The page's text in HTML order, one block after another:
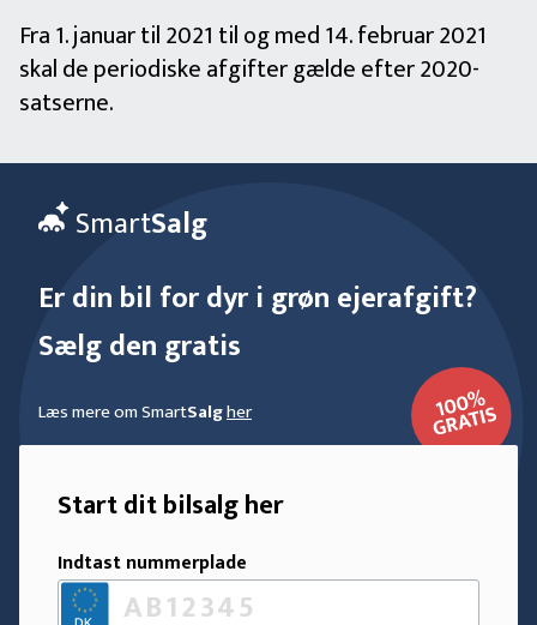
Fra 1. januar til 2021 til og med 14. februar 2021
skal de periodiske afgifter gælde efter 2020-
satserne.
SmartSalg
Er din bil for dyr i grøn ejerafgift?
Sælg den gratis
Læs mere om SmartSalgher
Start dit bilsalg her
Indtast nummerplade